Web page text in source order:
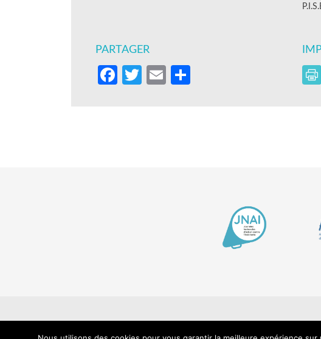
PARTAGER
Facebook
Twitter
Email